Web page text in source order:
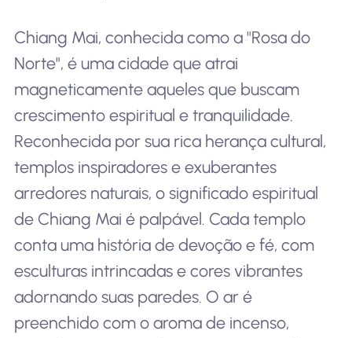
Chiang Mai, conhecida como a "Rosa do
Norte", é uma cidade que atrai
magneticamente aqueles que buscam
crescimento espiritual e tranquilidade.
Reconhecida por sua rica herança cultural,
templos inspiradores e exuberantes
arredores naturais, o significado espiritual
de Chiang Mai é palpável. Cada templo
conta uma história de devoção e fé, com
esculturas intrincadas e cores vibrantes
adornando suas paredes. O ar é
preenchido com o aroma de incenso,